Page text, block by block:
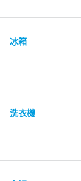
冰箱
洗衣機